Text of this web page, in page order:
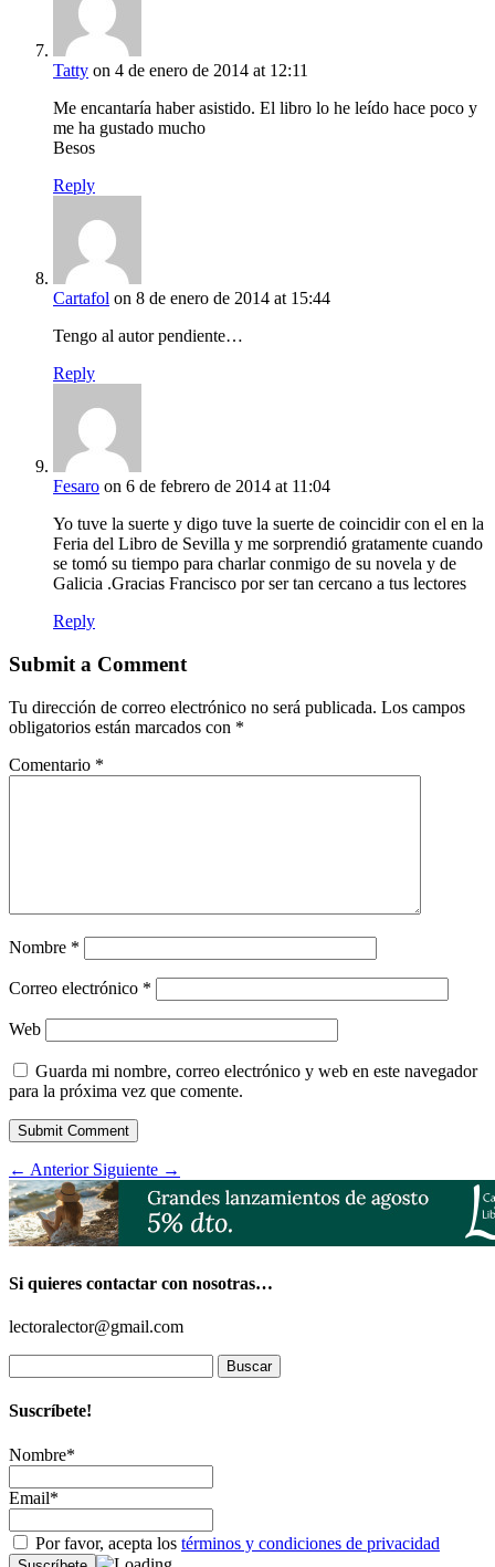
Tatty on 4 de enero de 2014 at 12:11
Me encantaría haber asistido. El libro lo he leído hace poco y
me ha gustado mucho
Besos
Reply
Cartafol on 8 de enero de 2014 at 15:44
Tengo al autor pendiente…
Reply
Fesaro on 6 de febrero de 2014 at 11:04
Yo tuve la suerte y digo tuve la suerte de coincidir con el en la
Feria del Libro de Sevilla y me sorprendió gratamente cuando
se tomó su tiempo para charlar conmigo de su novela y de
Galicia .Gracias Francisco por ser tan cercano a tus lectores
Reply
Submit a Comment
Tu dirección de correo electrónico no será publicada. Los campos
obligatorios están marcados con *
Comentario *
Nombre *
Correo electrónico *
Web
Guarda mi nombre, correo electrónico y web en este navegador
para la próxima vez que comente.
Submit Comment
← Anterior Siguiente →
Si quieres contactar con nosotras…
lectoralector@gmail.com
Suscríbete!
Nombre*
Email*
Por favor, acepta los términos y condiciones de privacidad